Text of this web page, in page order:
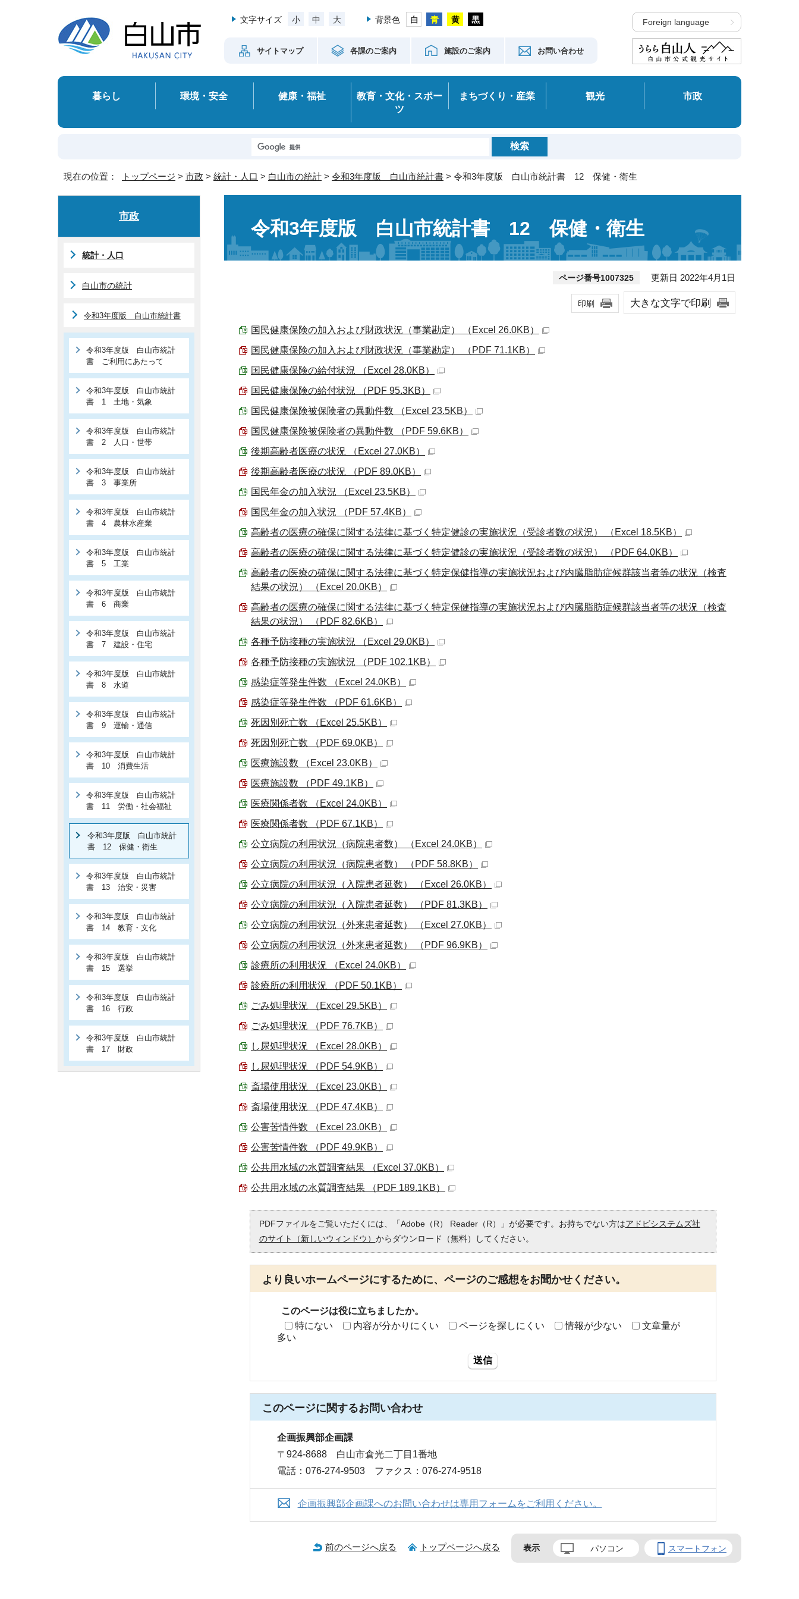
文字サイズ 小 中 大 背景色
サイトマップ 各課のご案内 施設のご案内 お問い合わせ
Foreign language
暮らし 環境・安全 健康・福祉
教育・文化・スポー
ツ
まちづくり・産業 観光 市政
現在の位置： トップページ > 市政 > 統計・人口 > 白山市の統計 > 令和3年度版 白山市統計書 > 令和3年度版 白山市統計書 12 保健・衛生
令和3年度版 白山市統計書 12 保健・衛生
ページ番号1007325 更新日 2022年4月1日
印刷 大きな文字で印刷
国民健康保険の加入および財政状況（事業勘定） （Excel 26.0KB）
国民健康保険の加入および財政状況（事業勘定） （PDF 71.1KB）
国民健康保険の給付状況 （Excel 28.0KB）
国民健康保険の給付状況 （PDF 95.3KB）
国民健康保険被保険者の異動件数 （Excel 23.5KB）
国民健康保険被保険者の異動件数 （PDF 59.6KB）
後期高齢者医療の状況 （Excel 27.0KB）
後期高齢者医療の状況 （PDF 89.0KB）
国民年金の加入状況 （Excel 23.5KB）
国民年金の加入状況 （PDF 57.4KB）
高齢者の医療の確保に関する法律に基づく特定健診の実施状況（受診者数の状況） （Excel 18.5KB）
高齢者の医療の確保に関する法律に基づく特定健診の実施状況（受診者数の状況） （PDF 64.0KB）
高齢者の医療の確保に関する法律に基づく特定保健指導の実施状況および内臓脂肪症候群該当者等の状況（検査
結果の状況） （Excel 20.0KB）
高齢者の医療の確保に関する法律に基づく特定保健指導の実施状況および内臓脂肪症候群該当者等の状況（検査
結果の状況） （PDF 82.6KB）
各種予防接種の実施状況 （Excel 29.0KB）
各種予防接種の実施状況 （PDF 102.1KB）
感染症等発生件数 （Excel 24.0KB）
感染症等発生件数 （PDF 61.6KB）
死因別死亡数 （Excel 25.5KB）
死因別死亡数 （PDF 69.0KB）
医療施設数 （Excel 23.0KB）
医療施設数 （PDF 49.1KB）
医療関係者数 （Excel 24.0KB）
医療関係者数 （PDF 67.1KB）
公立病院の利用状況（病院患者数） （Excel 24.0KB）
公立病院の利用状況（病院患者数） （PDF 58.8KB）
公立病院の利用状況（入院患者延数） （Excel 26.0KB）
公立病院の利用状況（入院患者延数） （PDF 81.3KB）
公立病院の利用状況（外来患者延数） （Excel 27.0KB）
公立病院の利用状況（外来患者延数） （PDF 96.9KB）
診療所の利用状況 （Excel 24.0KB）
診療所の利用状況 （PDF 50.1KB）
ごみ処理状況 （Excel 29.5KB）
ごみ処理状況 （PDF 76.7KB）
し尿処理状況 （Excel 28.0KB）
し尿処理状況 （PDF 54.9KB）
斎場使用状況 （Excel 23.0KB）
斎場使用状況 （PDF 47.4KB）
公害苦情件数 （Excel 23.0KB）
公害苦情件数 （PDF 49.9KB）
公共用水域の水質調査結果 （Excel 37.0KB）
公共用水域の水質調査結果 （PDF 189.1KB）
PDFファイルをご覧いただくには、「Adobe（R） Reader（R）」が必要です。お持ちでない方はアドビシステムズ社
のサイト（新しいウィンドウ） からダウンロード（無料）してください。
より良いホームページにするために、ページのご感想をお聞かせください。
このページは役に立ちましたか。
特にない
内容が分かりにくい ページを探しにくい 情報が少ない
文章量が
多い
送信
このページに関するお問い合わせ
企画振興部企画課
〒924-8688 白山市倉光二丁目1番地
電話：076-274-9503 ファクス：076-274-9518
企画振興部企画課へのお問い合わせは専用フォームをご利用ください。
市政
統計・人口
白山市の統計
令和3年度版 白山市統計書
令和3年度版 白山市統計
書 ご利用にあたって
令和3年度版 白山市統計
書 1 土地・気象
令和3年度版 白山市統計
書 2 人口・世帯
令和3年度版 白山市統計
書 3 事業所
令和3年度版 白山市統計
書 4 農林水産業
令和3年度版 白山市統計
書 5 工業
令和3年度版 白山市統計
書 6 商業
令和3年度版 白山市統計
書 7 建設・住宅
令和3年度版 白山市統計
書 8 水道
令和3年度版 白山市統計
書 9 運輸・通信
令和3年度版 白山市統計
書 10 消費生活
令和3年度版 白山市統計
書 11 労働・社会福祉
令和3年度版 白山市統計
書 12 保健・衛生
令和3年度版 白山市統計
書 13 治安・災害
令和3年度版 白山市統計
書 14 教育・文化
令和3年度版 白山市統計
書 15 選挙
令和3年度版 白山市統計
書 16 行政
令和3年度版 白山市統計
書 17 財政
前のページへ戻る トップページへ戻る 表示 パソコン スマートフォン